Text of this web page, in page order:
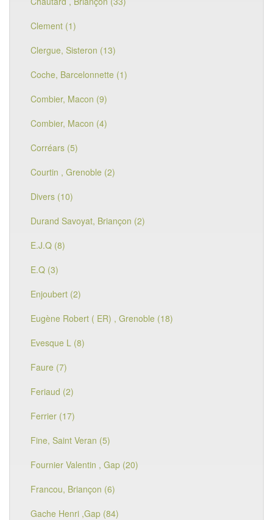
Clement (1)
Clergue, Sisteron (13)
Coche, Barcelonnette (1)
Combier, Macon (9)
Combier, Macon (4)
Corréars (5)
Courtin , Grenoble (2)
Divers (10)
Durand Savoyat, Briançon (2)
E.J.Q (8)
E.Q (3)
Enjoubert (2)
Eugène Robert ( ER) , Grenoble (18)
Evesque L (8)
Faure (7)
Feriaud (2)
Ferrier (17)
Fine, Saint Veran (5)
Fournier Valentin , Gap (20)
Francou, Briançon (6)
Gache Henri ,Gap (84)